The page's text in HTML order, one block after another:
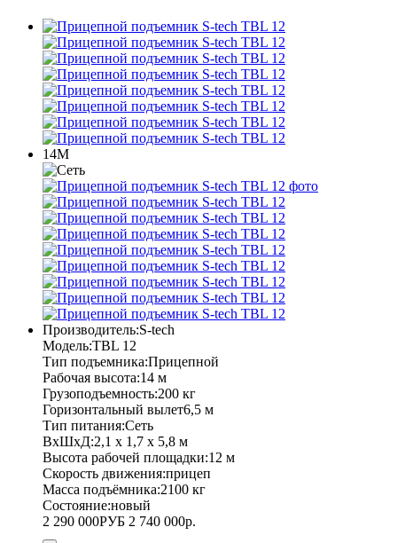
14М
Производитель:S-tech
Модель:TBL 12
Тип подъемника:Прицепной
Рабочая высота:14 м
Грузоподъемность:200 кг
Горизонтальный вылет6,5 м
Тип питания:Сеть
ВхШхД:2,1 х 1,7 х 5,8 м
Высота рабочей площадки:12 м
Скорость движения:прицеп
Масса подъёмника:2100 кг
Состояние:новый
2 290 000РУБ 2 740 000р.